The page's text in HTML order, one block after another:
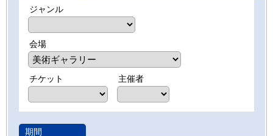
ジャンル
会場
チケット 主催者
期間